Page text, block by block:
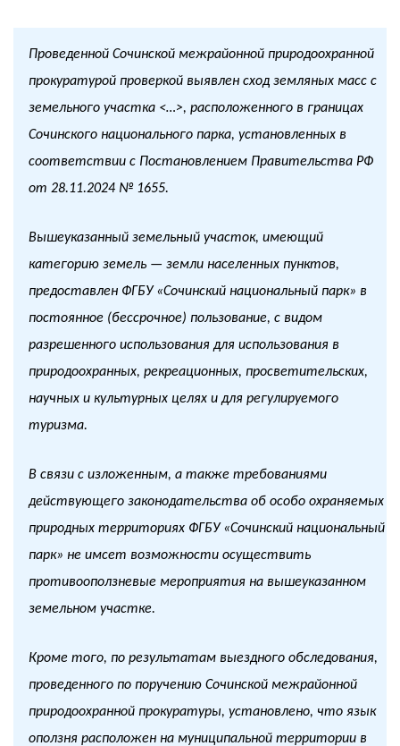
Проведенной Сочинской межрайонной природоохранной
прокуратурой проверкой выявлен сход земляных масс с
земельного участка <…>, расположенного в границах
Сочинского национального парка, установленных в
соответствии с Постановлением Правительства РФ
от 28.11.2024 № 1655.
Вышеуказанный земельный участок, имеющий
категорию земель — земли населенных пунктов,
предоставлен ФГБУ «Сочинский национальный парк» в
постоянное (бессрочное) пользование, с видом
разрешенного использования для использования в
природоохранных, рекреационных, просветительских,
научных и культурных целях и для регулируемого
туризма.
B связи с изложенным, a также требованиями
действующего законодательства об особо охраняемых
природных территориях ФГБУ «Сочинский национальный
парк» не имсет возможности осуществить
противооползневые мероприятия на вышеуказанном
земельном участке.
Кроме того, по результатам выездного обследования,
проведенного по поручению Сочинской межрайонной
природоохранной прокуратуры, установлено, что язык
оползня расположен на муниципальной территории в